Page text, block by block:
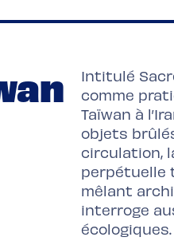
Intitulé
comme
Taïwan à
objets
circulation,
perpétuelle
mêlant
interroge
écologiques.